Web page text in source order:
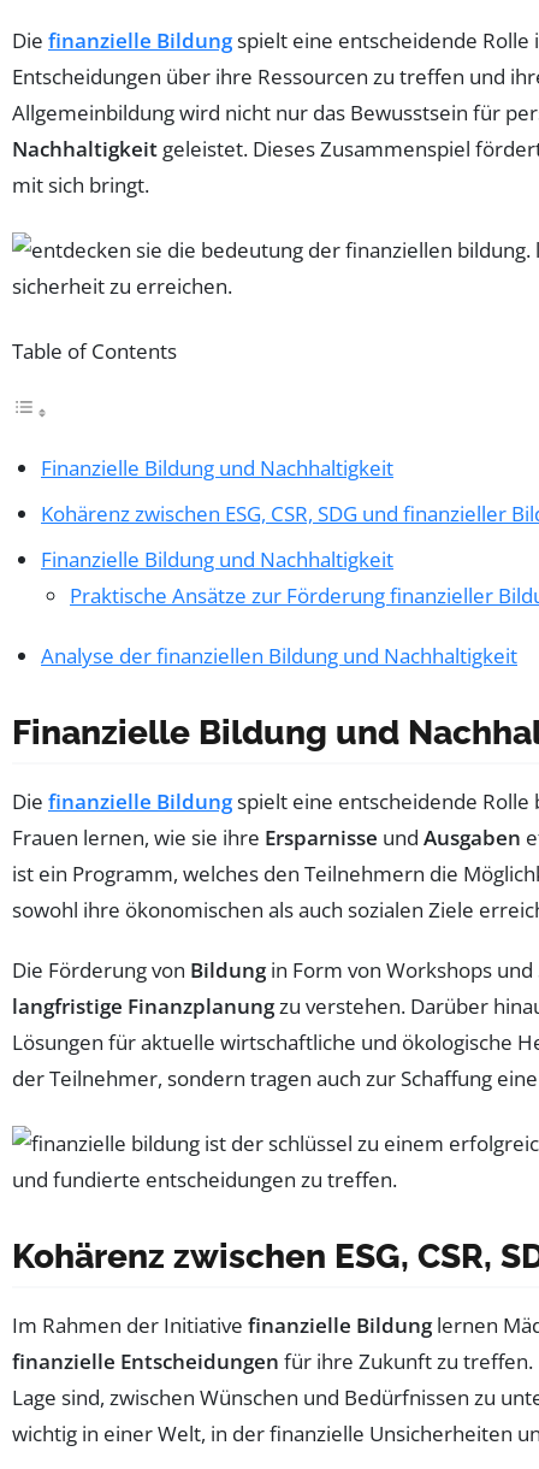
Die finanzielle Bildungspielt eine entscheidende Rolle
Entscheidungen über ihre Ressourcen zu treffen und
Allgemeinbildung wird nicht nur das Bewusstsein für
Nachhaltigkeit geleistet. Dieses Zusammenspiel
mit sich bringt.
Table of Contents
Finanzielle Bildung und Nachhaltigkeit
Kohärenz zwischen ESG, CSR, SDG und finanzieller
Finanzielle Bildung und Nachhaltigkeit
Praktische Ansätze zur Förderung finanzieller
Analyse der finanziellen Bildung und Nachhaltigkeit
Finanzielle Bildung und
Die finanzielle Bildungspielt eine entscheidende
Frauen lernen, wie sie ihre Ersparnisse und Ausgaben
ist ein Programm, welches den Teilnehmern die
sowohl ihre ökonomischen als auch sozialen Ziele
Die Förderung von Bildungin Form von Workshops
langfristige Finanzplanungzu verstehen. Darüber
Lösungen für aktuelle wirtschaftliche und ökologische
der Teilnehmer, sondern tragen auch zur Schaffung
Kohärenz zwischen ESG, CSR,
Im Rahmen der Initiative finanzielle Bildunglernen
finanzielle Entscheidungen für ihre Zukunft zu
Lage sind, zwischen Wünschen und Bedürfnissen zu
wichtig in einer Welt, in der finanzielle Unsicherheiten